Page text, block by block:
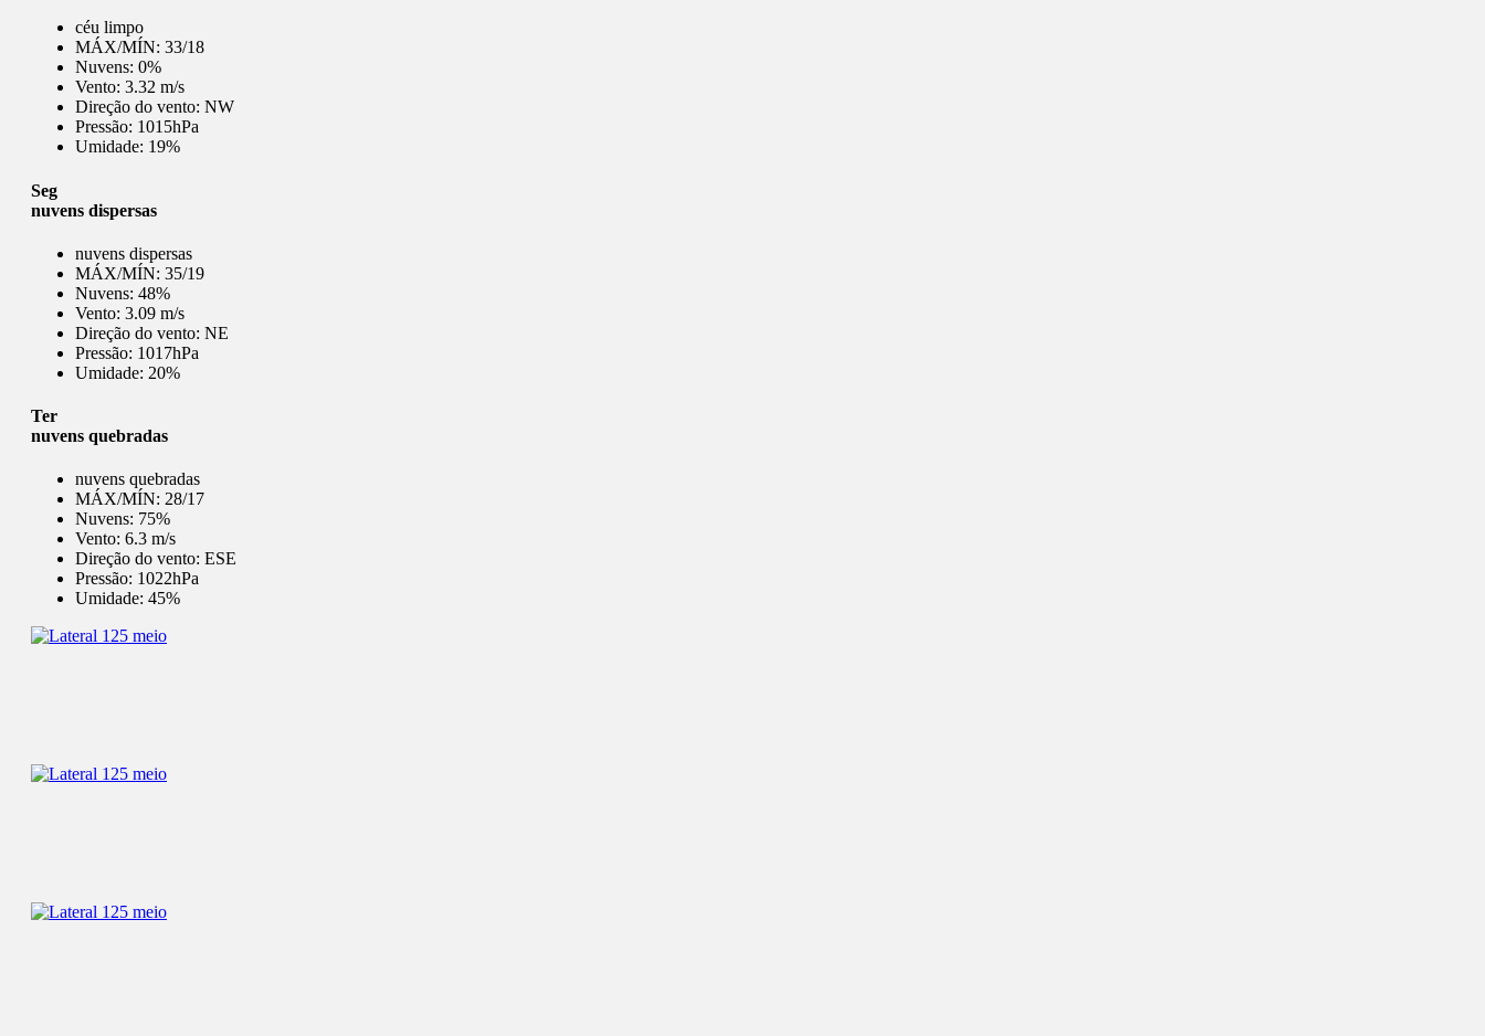
céu limpo
MÁX/MÍN: 33/18
Nuvens: 0%
Vento: 3.32 m/s
Direção do vento: NW
Pressão: 1015hPa
Umidade: 19%
Seg
nuvens dispersas
nuvens dispersas
MÁX/MÍN: 35/19
Nuvens: 48%
Vento: 3.09 m/s
Direção do vento: NE
Pressão: 1017hPa
Umidade: 20%
Ter
nuvens quebradas
nuvens quebradas
MÁX/MÍN: 28/17
Nuvens: 75%
Vento: 6.3 m/s
Direção do vento: ESE
Pressão: 1022hPa
Umidade: 45%